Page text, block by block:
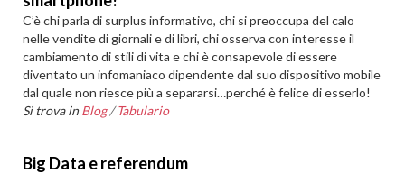
C’è chi parla di surplus informativo, chi si preoccupa del calo
nelle vendite di giornali e di libri, chi osserva con interesse il
cambiamento di stili di vita e chi è consapevole di essere
diventato un infomaniaco dipendente dal suo dispositivo mobile
dal quale non riesce più a separarsi…perché è felice di esserlo!
Si trova in Blog /Tabulario
Big Data e referendum